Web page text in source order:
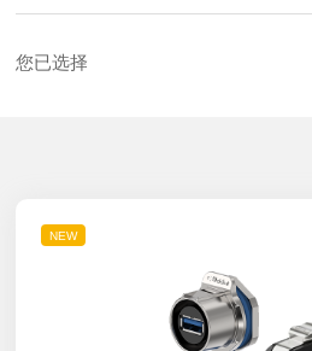
您已选择
NEW